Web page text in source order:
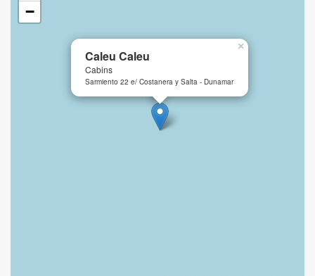
Caleu Caleu
Cabins
Sarmiento 22 e/ Costanera y Salta - Dunamar
×
−